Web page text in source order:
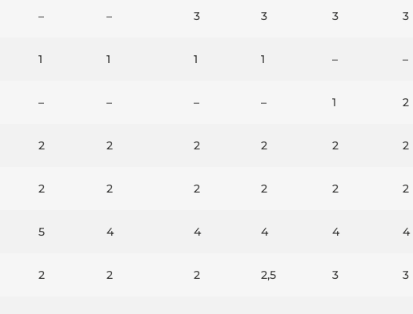
– – 3 3 3 3
1 1 1 1 – –
– – – – 1 2
2 2 2 2 2 2
2 2 2 2 2 2
5 4 4 4 4 4
2 2 2 2,5 3 3